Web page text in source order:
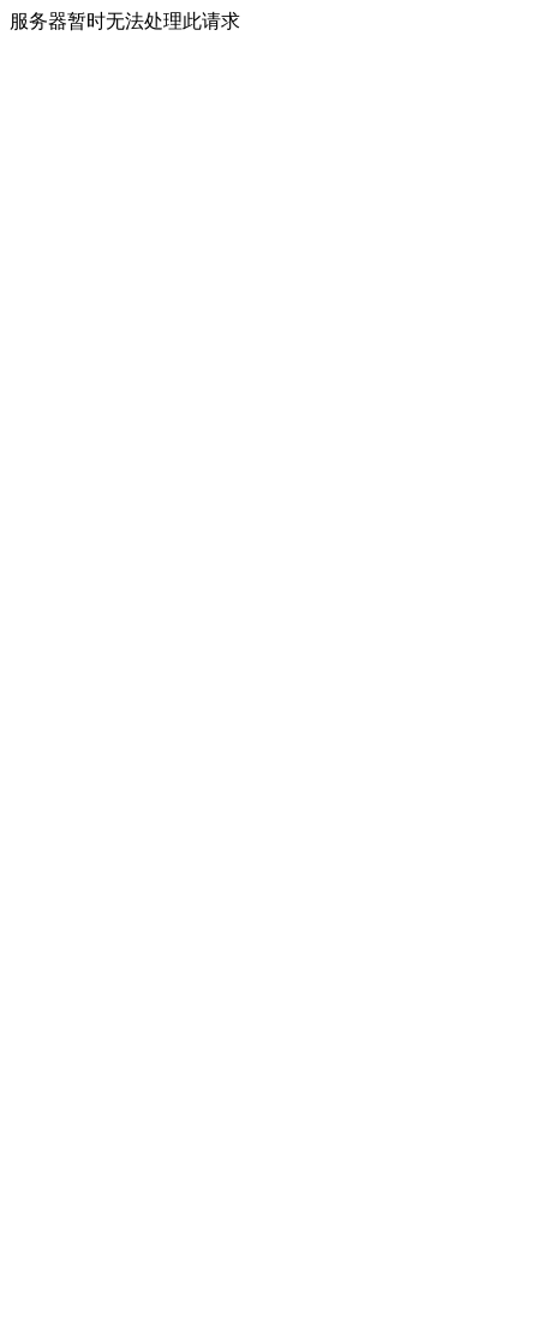
服务器暂时无法处理此请求